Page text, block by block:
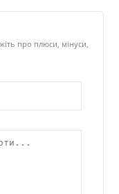
про плюси, мінуси,